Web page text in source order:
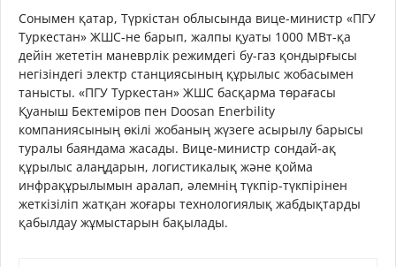
Сонымен қатар, Түркістан облысында вице-министр «ПГУ
Туркестан» ЖШС-не барып, жалпы қуаты 1000 МВт-қа
дейін жететін маневрлік режимдегі бу-газ қондырғысы
негізіндегі электр станциясының құрылыс жобасымен
танысты. «ПГУ Туркестан» ЖШС басқарма төрағасы
Қуаныш Бектеміров пен Doosan Enerbility
компаниясының өкілі жобаның жүзеге асырылу барысы
туралы баяндама жасады. Вице-министр сондай-ақ
құрылыс алаңдарын, логистикалық және қойма
инфрақұрылымын аралап, әлемнің түкпір-түкпірінен
жеткізіліп жатқан жоғары технологиялық жабдықтарды
қабылдау жұмыстарын бақылады.